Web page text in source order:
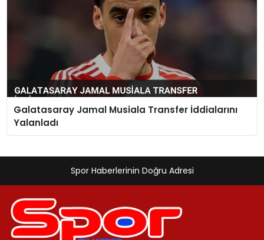
Galatasaray Jamal Musiala Transfer İddialarını
Yalanladı
Spor Haberlerinin Doğru Adresi